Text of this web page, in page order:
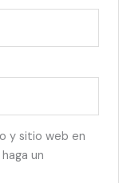
y sitio web en
un